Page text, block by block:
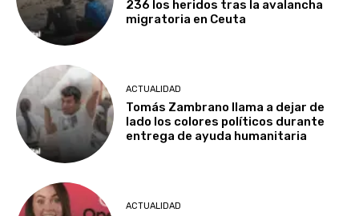
236 los heridos tras la avalancha
migratoria en Ceuta
ACTUALIDAD
Tomás Zambrano llama a dejar de
lado los colores políticos durante
entrega de ayuda humanitaria
ACTUALIDAD